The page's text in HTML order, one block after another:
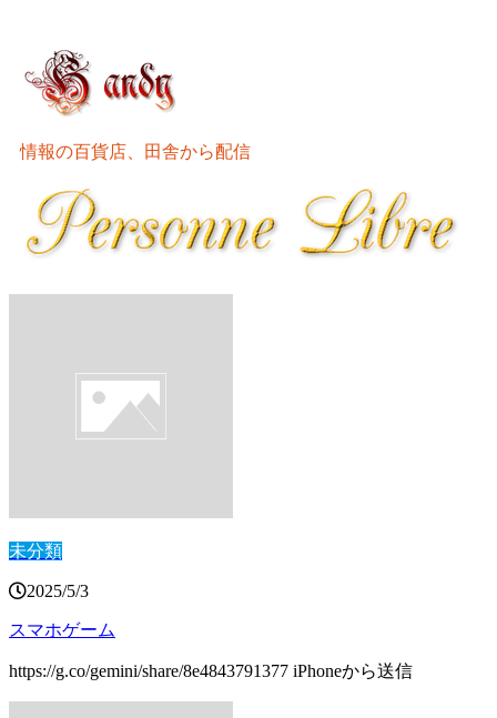
情報の百貨店、田舎から配信
未分類
2025/5/3
スマホゲーム
https://g.co/gemini/share/8e4843791377 iPhoneから送信